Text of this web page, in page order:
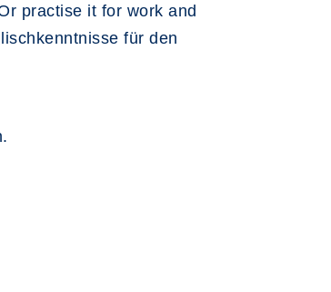
practise it for work and
für den